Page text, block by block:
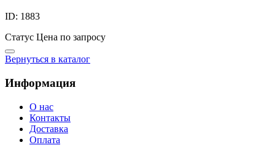
ID: 1883
Статус Цена по запросу
Вернуться в каталог
Информация
О нас
Контакты
Доставка
Оплата